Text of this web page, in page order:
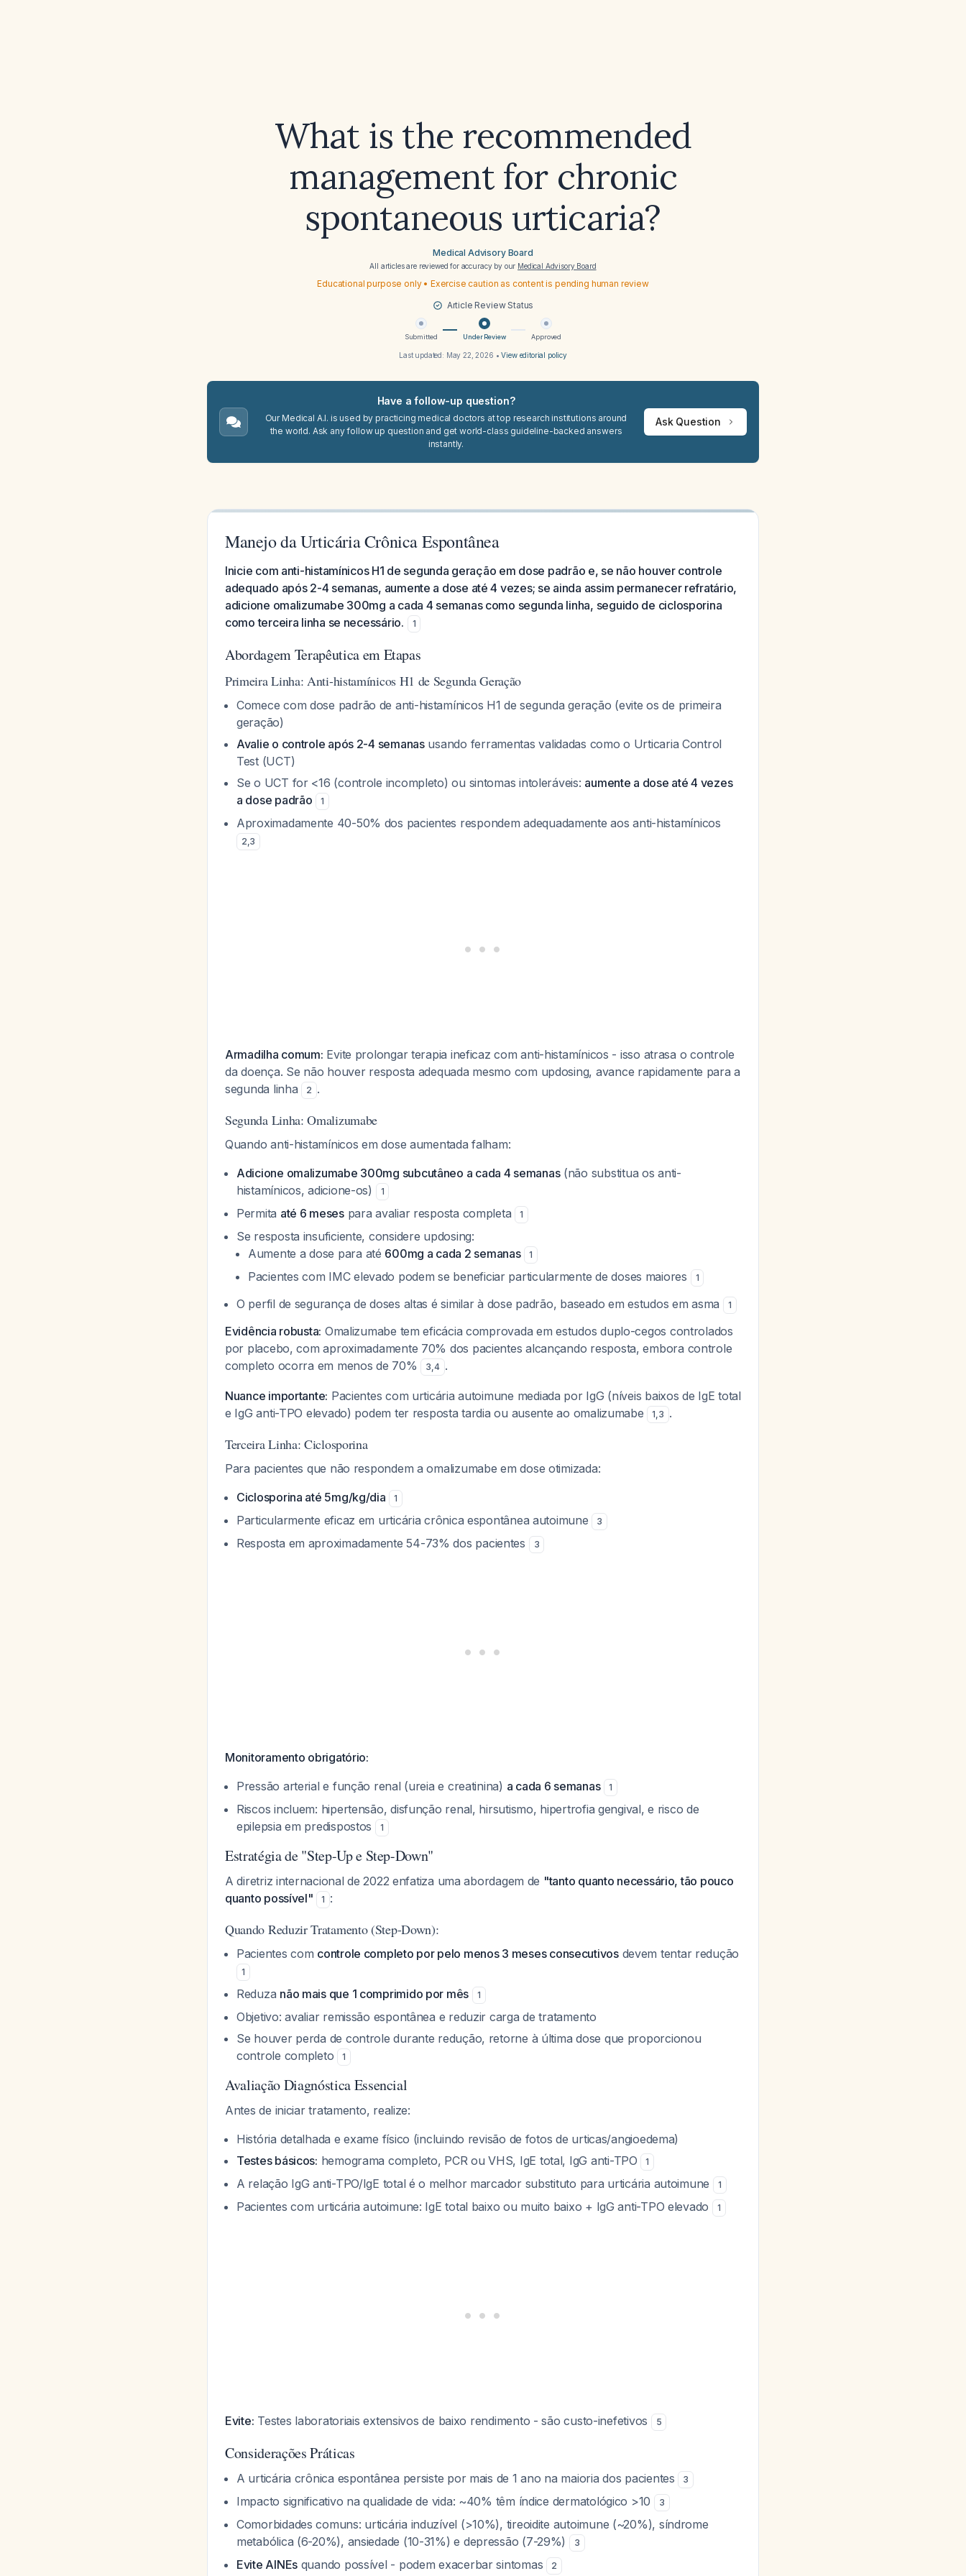
What is the recommended
management for chronic
spontaneous urticaria?
Medical Advisory Board
All articles are reviewed for accuracy by our Medical Advisory Board
Educational purpose only • Exercise caution as content is pending human review
Article Review Status
Submitted Under Review Approved
Last updated: May 22, 2026 •View editorial policy
Have a follow-up question?
Our Medical A.I. is used by practicing medical doctors at top research institutions around
the world. Ask any follow up question and get world-class guideline-backed answers
instantly.
Ask Question
Manejo da Urticária Crônica Espontânea
Inicie com anti-histamínicos H1 de segunda geração em dose padrão e, se não houver controle
adequado após 2-4 semanas, aumente a dose até 4 vezes; se ainda assim permanecer refratário,
adicione omalizumabe 300mg a cada 4 semanas como segunda linha, seguido de ciclosporina
como terceira linha se necessário.
1
Abordagem Terapêutica em Etapas
Primeira Linha: Anti-histamínicos H1 de Segunda Geração
Comece com dose padrão de anti-histamínicos H1 de segunda geração (evite os de primeira
geração)
Avalie o controle após 2-4 semanasusando ferramentas validadas como o Urticaria Control
Test (UCT)
Se o UCT for <16 (controle incompleto) ou sintomas intoleráveis: aumente a dose até 4 vezes
a dose padrão
1
Aproximadamente 40-50% dos pacientes respondem adequadamente aos anti-histamínicos
2,3
Armadilha comum: Evite prolongar terapia ineficaz com anti-histamínicos - isso atrasa o controle
da doença. Se não houver resposta adequada mesmo com updosing, avance rapidamente para a
segunda linha
2 .
Segunda Linha: Omalizumabe
Quando anti-histamínicos em dose aumentada falham:
Adicione omalizumabe 300mg subcutâneo a cada 4 semanas(não substitua os anti-
histamínicos, adicione-os)
1
Permita até 6 mesespara avaliar resposta completa 1
Se resposta insuficiente, considere updosing:
Aumente a dose para até 600mg a cada 2 semanas 1
Pacientes com IMC elevado podem se beneficiar particularmente de doses maiores 1
O perfil de segurança de doses altas é similar à dose padrão, baseado em estudos em asma 1
Evidência robusta: Omalizumabe tem eficácia comprovada em estudos duplo-cegos controlados
por placebo, com aproximadamente 70% dos pacientes alcançando resposta, embora controle
completo ocorra em menos de 70%
3,4 .
Nuance importante: Pacientes com urticária autoimune mediada por IgG (níveis baixos de IgE total
e IgG anti-TPO elevado) podem ter resposta tardia ou ausente ao omalizumabe
1,3 .
Terceira Linha: Ciclosporina
Para pacientes que não respondem a omalizumabe em dose otimizada:
Ciclosporina até 5mg/kg/dia
1
Particularmente eficaz em urticária crônica espontânea autoimune 3
Resposta em aproximadamente 54-73% dos pacientes 3
Monitoramento obrigatório:
Pressão arterial e função renal (ureia e creatinina) a cada 6 semanas 1
Riscos incluem: hipertensão, disfunção renal, hirsutismo, hipertrofia gengival, e risco de
epilepsia em predispostos
1
Estratégia de "Step-Up e Step-Down"
A diretriz internacional de 2022 enfatiza uma abordagem de "tanto quanto necessário, tão pouco
quanto possível"
1 :
Quando Reduzir Tratamento (Step-Down):
Pacientes com controle completo por pelo menos 3 meses consecutivosdevem tentar redução
1
Reduza não mais que 1 comprimido por mês 1
Objetivo: avaliar remissão espontânea e reduzir carga de tratamento
Se houver perda de controle durante redução, retorne à última dose que proporcionou
controle completo
1
Avaliação Diagnóstica Essencial
Antes de iniciar tratamento, realize:
História detalhada e exame físico (incluindo revisão de fotos de urticas/angioedema)
Testes básicos: hemograma completo, PCR ou VHS, IgE total, IgG anti-TPO 1
A relação IgG anti-TPO/IgE total é o melhor marcador substituto para urticária autoimune 1
Pacientes com urticária autoimune: IgE total baixo ou muito baixo + IgG anti-TPO elevado 1
Evite: Testes laboratoriais extensivos de baixo rendimento - são custo-inefetivos 5
Considerações Práticas
A urticária crônica espontânea persiste por mais de 1 ano na maioria dos pacientes 3
Impacto significativo na qualidade de vida: ~40% têm índice dermatológico >10 3
Comorbidades comuns: urticária induzível (>10%), tireoidite autoimune (~20%), síndrome
metabólica (6-20%), ansiedade (10-31%) e depressão (7-29%)
3
Evite AINEs quando possível - podem exacerbar sintomas 2